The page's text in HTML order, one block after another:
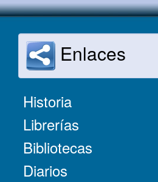
Enlaces
Historia
Librerías
Bibliotecas
Diarios